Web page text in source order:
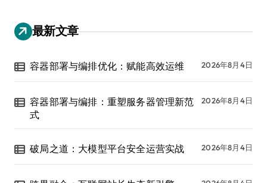
最新文章
容器部署与编排优化：赋能高效运维 2026年8月4日
容器部署与编排：重塑服务器管理新范
式
2026年8月4日
破局之道：大模型平台安全运营实战 2026年8月4日